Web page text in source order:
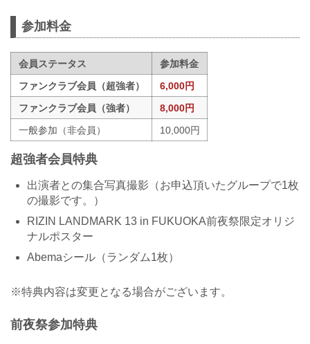
参加料金
会員ステータス
参加料金
ファンクラブ会員（超強者）
6,000円
ファンクラブ会員（強者）
8,000円
一般参加（非会員）
10,000円
超強者会員特典
出演者との集合写真撮影（お申込頂いたグループで1枚
の撮影です。）
RIZIN LANDMARK 13 in FUKUOKA前夜祭限定オリジ
ナルポスター
Abemaシール（ランダム1枚）
※特典内容は変更となる場合がございます。
前夜祭参加特典